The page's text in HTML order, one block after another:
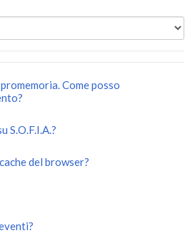
Come posso
S.O.F.I.A.?
del browser?